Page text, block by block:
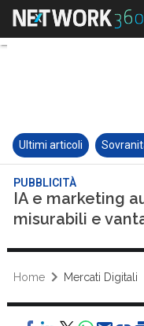
Ultimi articoli
PUBBLICITÀ
IA e marketing
misurabili e
Home Mercati Digitali